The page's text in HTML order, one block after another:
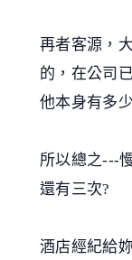
再者客源，
的，在公司
他本身有多
所以總之---
還有三次?
酒店經紀給